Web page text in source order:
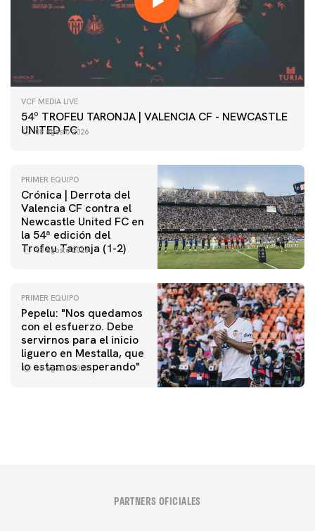
VCF MEDIA LIVE
54º TROFEU TARONJA | VALENCIA CF - NEWCASTLE
UNITED FC
08 agosto 2026
PRIMER EQUIPO
Crónica | Derrota del
Valencia CF contra el
Newcastle United FC en
la 54ª edición del
Trofeu Taronja (1-2)
08 agosto 2026
PRIMER EQUIPO
Pepelu: "Nos quedamos
con el esfuerzo. Debe
servirnos para el inicio
liguero en Mestalla, que
lo estamos esperando"
08 agosto 2026
PRIMER EQUIPO
Las fotos del Valencia CF-Newcastle United FC
PARTNERS OFICIALES